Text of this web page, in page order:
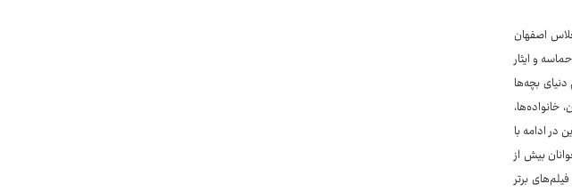
اصفهان
و ایثار
بچه‌ها
خانواده‌ها،
در ادامه با
بیش از
متقاضی رقابت بودند و فیلم‌های برتر